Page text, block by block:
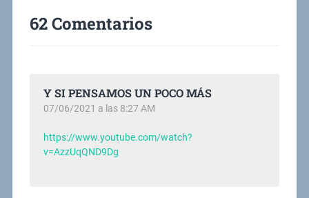
62 Comentarios
Y SI PENSAMOS UN POCO MÁS
07/06/2021 a las 8:27 AM
https://www.youtube.com/watch?
v=AzzUqQND9Dg